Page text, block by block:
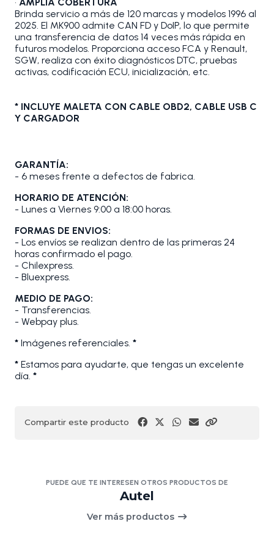
Brinda servicio a más de 120 marcas y modelos 1996 al
2025. El MK900 admite CAN FD y DoIP, lo que permite
una transferencia de datos 14 veces más rápida en
futuros modelos. Proporciona acceso FCA y Renault,
SGW, realiza con éxito diagnósticos DTC, pruebas
activas, codificación ECU, inicialización, etc.
* INCLUYE MALETA CON CABLE OBD2, CABLE USB C
Y CARGADOR
GARANTÍA:
- 6 meses frente a defectos de fabrica.
HORARIO DE ATENCIÓN:
- Lunes a Viernes 9:00 a 18:00 horas.
FORMAS DE ENVIOS:
- Los envíos se realizan dentro de las primeras 24
horas confirmado el pago.
- Chilexpress.
- Bluexpress.
MEDIO DE PAGO:
- Transferencias.
- Webpay plus.
* Imágenes referenciales. *
* Estamos para ayudarte, que tengas un excelente
día. *
Compartir este producto
PUEDE QUE TE INTERESEN OTROS PRODUCTOS DE
Autel
Ver más productos